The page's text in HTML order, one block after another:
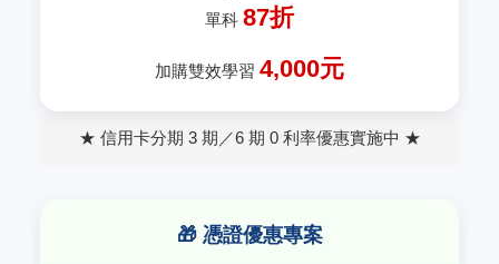
單科 87折
加購雙效學習 4,000元
★ 信用卡分期 3 期／6 期 0 利率優惠實施中 ★
🎁 憑證優惠專案